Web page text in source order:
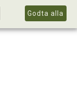
Godta alla